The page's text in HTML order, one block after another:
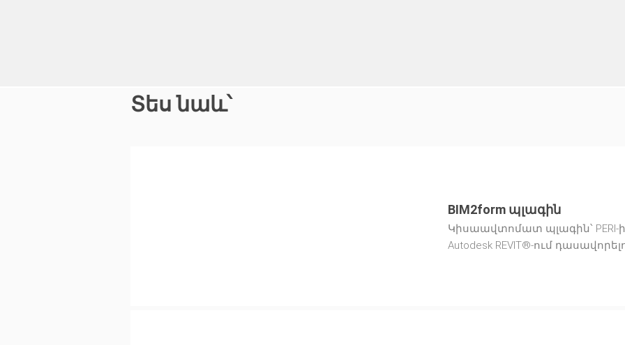
Տես նաև՝
BIM2form պլագին
Կիսաավտոմատ պլագին՝
Autodesk REVIT®-ում